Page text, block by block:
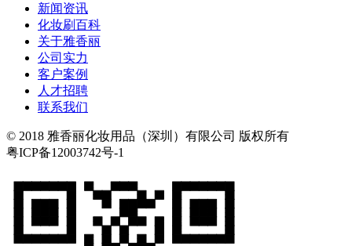
新闻资讯
化妆刷百科
关于雅香丽
公司实力
客户案例
人才招聘
联系我们
© 2018 雅香丽化妆用品（深圳）有限公司 版权所有
粤ICP备12003742号-1